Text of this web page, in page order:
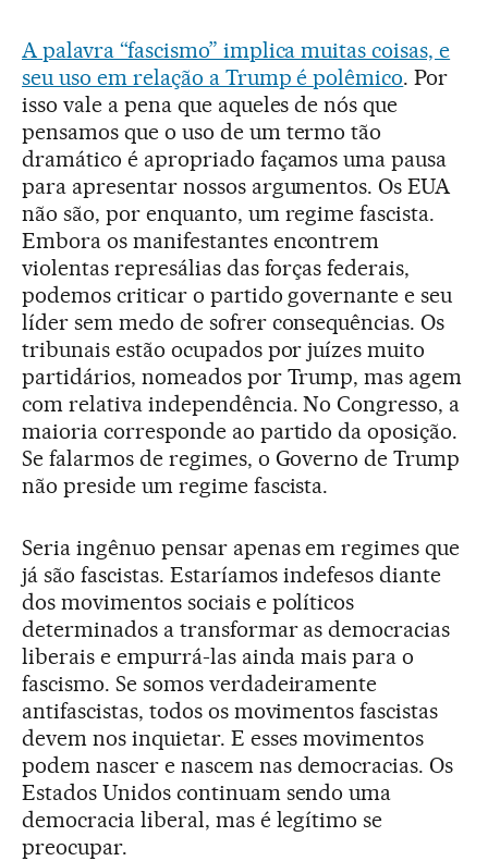
A palavra “fascismo” implica muitas coisas, e
seu uso em relação a Trump é polêmico. Por
isso vale a pena que aqueles de nós que
pensamos que o uso de um termo tão
dramático é apropriado façamos uma pausa
para apresentar nossos argumentos. Os EUA
não são, por enquanto, um regime fascista.
Embora os manifestantes encontrem
violentas represálias das forças federais,
podemos criticar o partido governante e seu
líder sem medo de sofrer consequências. Os
tribunais estão ocupados por juízes muito
partidários, nomeados por Trump, mas agem
com relativa independência. No Congresso, a
maioria corresponde ao partido da oposição.
Se falarmos de regimes, o Governo de Trump
não preside um regime fascista.
Seria ingênuo pensar apenas em regimes que
já são fascistas. Estaríamos indefesos diante
dos movimentos sociais e políticos
determinados a transformar as democracias
liberais e empurrá-las ainda mais para o
fascismo. Se somos verdadeiramente
antifascistas, todos os movimentos fascistas
devem nos inquietar. E esses movimentos
podem nascer e nascem nas democracias. Os
Estados Unidos continuam sendo uma
democracia liberal, mas é legítimo se
preocupar.